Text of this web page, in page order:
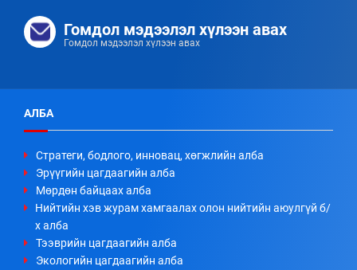
Гомдол мэдээлэл хүлээн авах
Гомдол мэдээлэл хүлээн авах
АЛБА
Стратеги, бодлого, инновац, хөгжлийн алба
Эрүүгийн цагдаагийн алба
Мөрдөн байцаах алба
Нийтийн хэв журам хамгаалах олон нийтийн аюулгүй б/
х алба
Тээврийн цагдаагийн алба
Экологийн цагдаагийн алба